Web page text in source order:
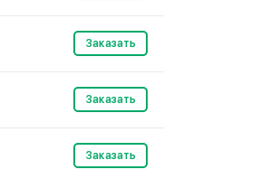
Заказать
Заказать
Заказать